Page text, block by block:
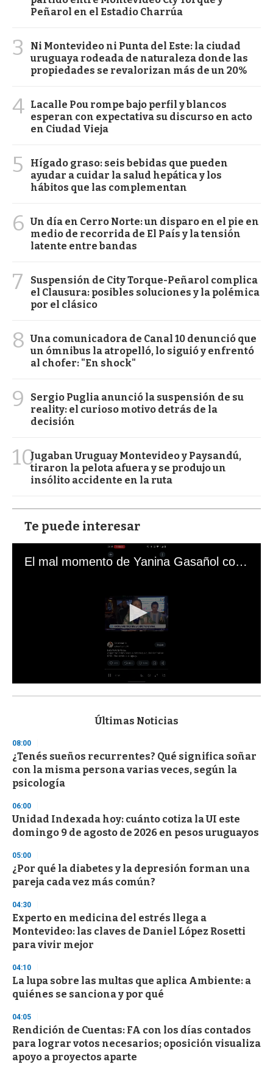
Peñarol en el Estadio Charrúa
3
Ni Montevideo ni Punta del Este: la ciudad
uruguaya rodeada de naturaleza donde las
propiedades se revalorizan más de un 20%
4 Lacalle Pou rompe bajo perfil y blancos
esperan con expectativa su discurso en acto
en Ciudad Vieja
5
Hígado graso: seis bebidas que pueden
ayudar a cuidar la salud hepática y los
hábitos que las complementan
6 Un día en Cerro Norte: un disparo en el pie en
medio de recorrida de El País y la tensión
latente entre bandas
7
Suspensión de City Torque-Peñarol complica
el Clausura: posibles soluciones y la polémica
por el clásico
8 Una comunicadora de Canal 10 denunció que
un ómnibus la atropelló, lo siguió y enfrentó
al chofer: "En shock"
9
Sergio Puglia anunció la suspensión de su
reality: el curioso motivo detrás de la
decisión
10Jugaban Uruguay Montevideo y Paysandú,
tiraron la pelota afuera y se produjo un
insólito accidente en la ruta
Te puede interesar
El mal momento de Yanina Gasañol con un hincha argentino en "Subrayado"
s
d
s
o
f
3
s
e
c
o
d
Últimas Noticias
08:00
¿Tenés sueños recurrentes? Qué significa soñar
con la misma persona varias veces, según la
psicología
06:00
Unidad Indexada hoy: cuánto cotiza la UI este
domingo 9 de agosto de 2026 en pesos uruguayos
05:00
¿Por qué la diabetes y la depresión forman una
pareja cada vez más común?
04:30
Experto en medicina del estrés llega a
Montevideo: las claves de Daniel López Rosetti
para vivir mejor
04:10
La lupa sobre las multas que aplica Ambiente: a
quiénes se sanciona y por qué
04:05
Rendición de Cuentas: FA con los días contados
para lograr votos necesarios; oposición visualiza
apoyo a proyectos aparte